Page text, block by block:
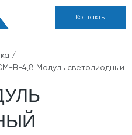
Контакты
/
В-4,8 Модуль светодиодный